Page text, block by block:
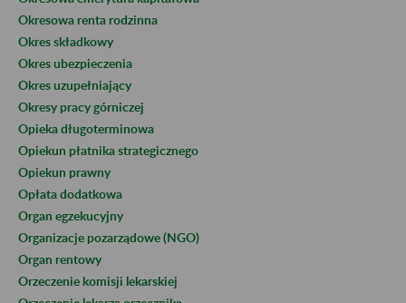
Okresowa renta rodzinna
Okres składkowy
Okres ubezpieczenia
Okres uzupełniający
Okresy pracy górniczej
Opieka długoterminowa
Opiekun płatnika strategicznego
Opiekun prawny
Opłata dodatkowa
Organ egzekucyjny
Organizacje pozarządowe (NGO)
Organ rentowy
Orzeczenie komisji lekarskiej